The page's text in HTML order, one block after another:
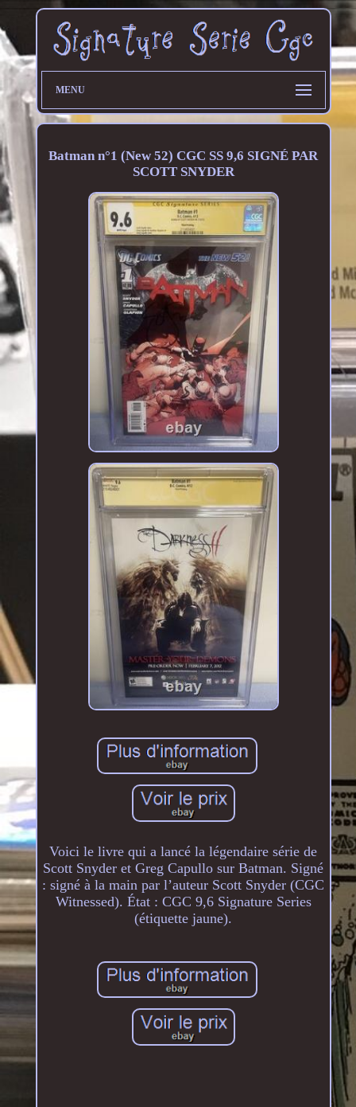
MENU
Batman n°1 (New 52) CGC SS 9,6 SIGNÉ PAR
SCOTT SNYDER
Voici le livre qui a lancé la légendaire série de
Scott Snyder et Greg Capullo sur Batman. Signé
: signé à la main par l’auteur Scott Snyder (CGC
Witnessed). État : CGC 9,6 Signature Series
(étiquette jaune).